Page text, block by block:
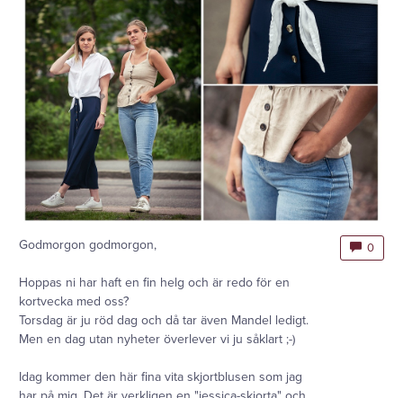
Godmorgon godmorgon,
Hoppas ni har haft en fin helg och är redo för en
kortvecka med oss?
Torsdag är ju röd dag och då tar även Mandel ledigt.
Men en dag utan nyheter överlever vi ju såklart ;-)
Idag kommer den här fina vita skjortblusen som jag
0